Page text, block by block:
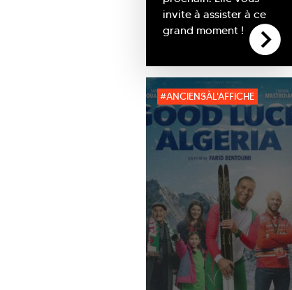
invite à assister à ce
grand moment !
#ANCIENSÀL'AFFICHE